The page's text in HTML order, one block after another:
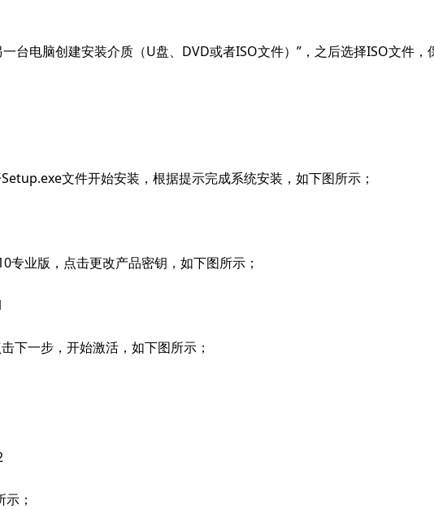
台电脑创建安装介质（U盘、DVD或者ISO文件）”，之后选择ISO文件，
文件开始安装，根据提示完成系统安装，如下图所示；
业版，点击更改产品密钥，如下图所示；
下一步，开始激活，如下图所示；
；